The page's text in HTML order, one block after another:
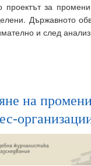
проектът за
Държавното
и след
на